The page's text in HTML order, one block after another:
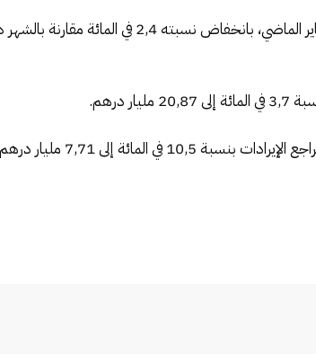
وأضاف المصدر ذاته، أن فائض ميزان مبادلات الخدمات استقر عند 10,45 مليار درهم خلال يناير
ومن جهة أخرى، أورد مكتب الصرف أن فائض رصيد السفر تراجع